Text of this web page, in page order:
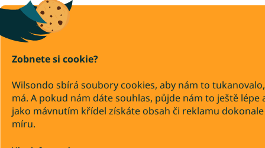
Zobnete si cookie?
Wilsondo sbírá soubory cookies, aby nám to
má. A pokud nám dáte souhlas, půjde nám to ještě lépe
jako mávnutím křídel získáte obsah či reklamu
míru.